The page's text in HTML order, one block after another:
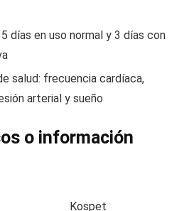
días en uso normal y 3 días con
salud: frecuencia cardíaca,
arterial y sueño
o información
Kospet